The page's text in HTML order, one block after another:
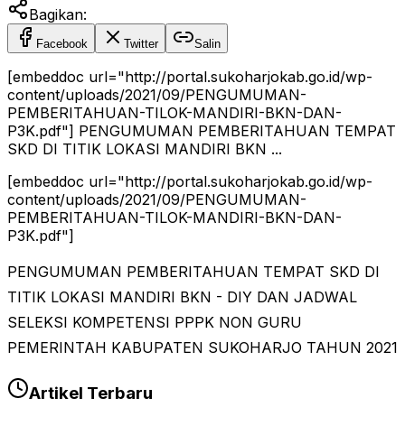
Bagikan:
Facebook Twitter Salin
[embeddoc url="http://portal.sukoharjokab.go.id/wp-
content/uploads/2021/09/PENGUMUMAN-
PEMBERITAHUAN-TILOK-MANDIRI-BKN-DAN-
P3K.pdf"] PENGUMUMAN PEMBERITAHUAN TEMPAT
SKD DI TITIK LOKASI MANDIRI BKN ...
[embeddoc url="http://portal.sukoharjokab.go.id/wp-
content/uploads/2021/09/PENGUMUMAN-
PEMBERITAHUAN-TILOK-MANDIRI-BKN-DAN-
P3K.pdf"]
PENGUMUMAN PEMBERITAHUAN TEMPAT SKD DI
TITIK LOKASI MANDIRI BKN - DIY DAN JADWAL
SELEKSI KOMPETENSI PPPK NON GURU
PEMERINTAH KABUPATEN SUKOHARJO TAHUN 2021
Artikel Terbaru